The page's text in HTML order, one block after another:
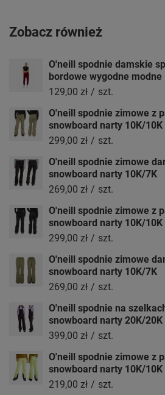
Zobacz również
O'neill spodnie damskie
bordowe wygodne modne
129,00 zł / szt.
O'neill spodnie zimowe z
snowboard narty 10K/10K
299,00 zł / szt.
O'neill spodnie zimowe
snowboard narty 10K/7K
269,00 zł / szt.
O'neill spodnie zimowe z
snowboard narty 10K/10K
299,00 zł / szt.
O'neill spodnie zimowe
snowboard narty 10K/7K
269,00 zł / szt.
O'neill spodnie na
snowboard narty 20K/20K
399,00 zł / szt.
O'neill spodnie zimowe z
snowboard narty 10K/10K
219,00 zł / szt.